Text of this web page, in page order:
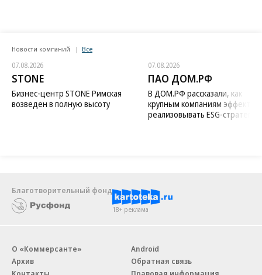
Новости компаний Все
07.08.2026
STONE
Бизнес-центр STONE Римская
возведен в полную высоту
07.08.2026
ПАО ДОМ.РФ
В ДОМ.РФ рассказали, как
крупным компаниям
реализовывать ESG-стратегию
Благотворительный фонд
18+ реклама
О «Коммерсанте»
Архив
Android
Обратная связь